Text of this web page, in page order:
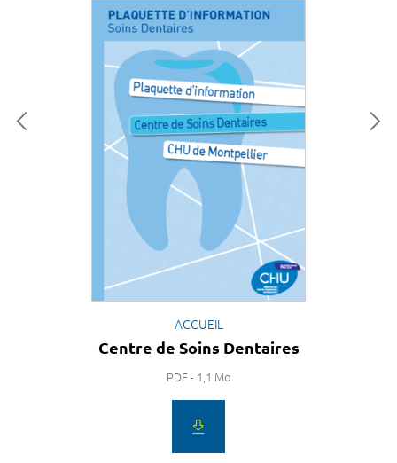
ACCUEIL
Centre de Soins Dentaires
PDF - 1,1 Mo